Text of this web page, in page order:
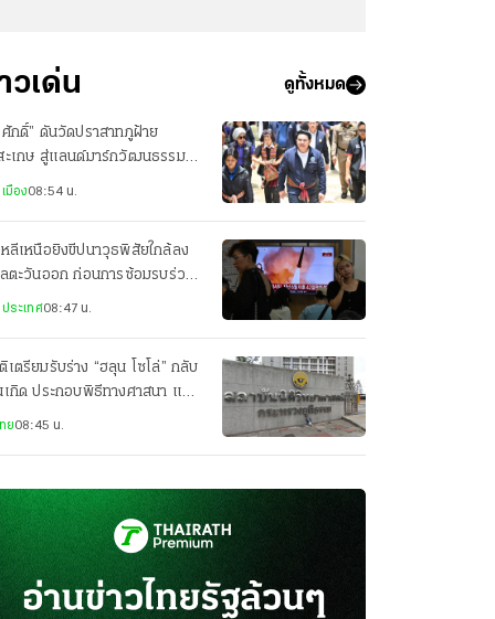
วเด่น ดูทั้งหมด
ศักดิ์” ดันวัดปราสาทภูฝ้าย
ะเกษ สู่แลนด์มาร์กวัฒนธรรม-
ยมู ชูสกายวอล์กภูเขาไฟโบราณ
มือง08:54 น.
หลีเหนือยิงขีปนาวุธพิสัยใกล้ลง
ลตะวันออก ก่อนการซ้อมรบร่วม
ฐฯ-เกาหลีใต้
ระเทศ08:47 น.
เตรียมรับร่าง “ฮลุน โซโล่” กลับ
เกิด ประกอบพิธีทางศาสนา แฟน
ร่วมไว้อาลัย
ย08:45 น.